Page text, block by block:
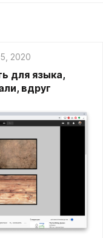
2020
для языка,
вдруг